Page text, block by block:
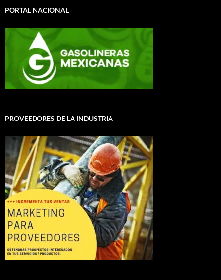
PORTAL NACIONAL
PROVEEDORES DE LA INDUSTRIA